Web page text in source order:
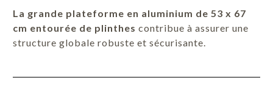
La grande plateforme en aluminium de 53 x 67
cm entourée de plinthes contribue à assurer une
structure globale robuste et sécurisante.